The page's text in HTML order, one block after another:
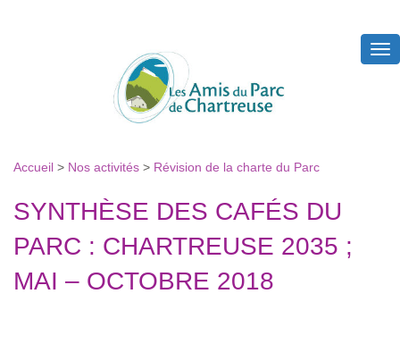
Accueil > Nos activités > Révision de la charte du Parc
SYNTHÈSE DES CAFÉS DU
PARC : CHARTREUSE 2035 ;
MAI – OCTOBRE 2018